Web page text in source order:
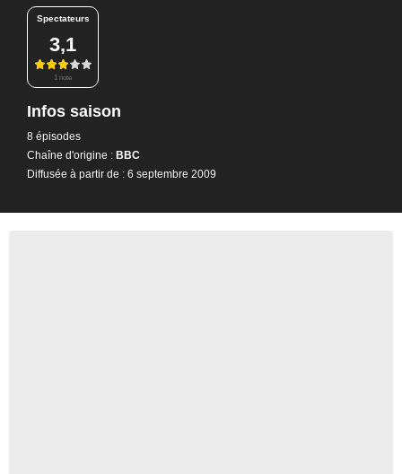
Spectateurs
3,1
1 note
Infos saison
8 épisodes
Chaîne d'origine : BBC
Diffusée à partir de : 6 septembre 2009